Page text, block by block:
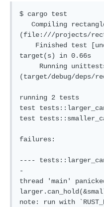
$ cargo test
(file:///projects/
target(s) in 0.66s
(target/debug/deps/
running 2 tests
test
test
failures:
----
-
thread 'main'
note: run with